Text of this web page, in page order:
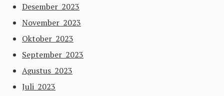
Desember 2023
November 2023
Oktober 2023
September 2023
Agustus 2023
Juli 2023